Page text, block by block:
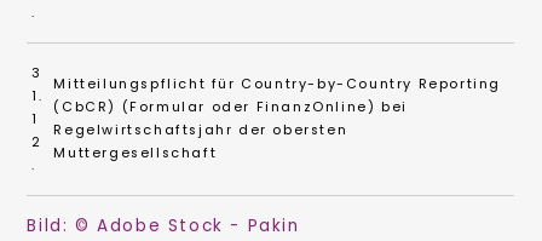
.
3
1.
1
2
.
Mitteilungspflicht für Country-by-Country Reporting
(CbCR) (Formular oder FinanzOnline) bei
Regelwirtschaftsjahr der obersten
Muttergesellschaft
Bild: © Adobe Stock - Pakin